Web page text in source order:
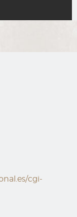
cgi-